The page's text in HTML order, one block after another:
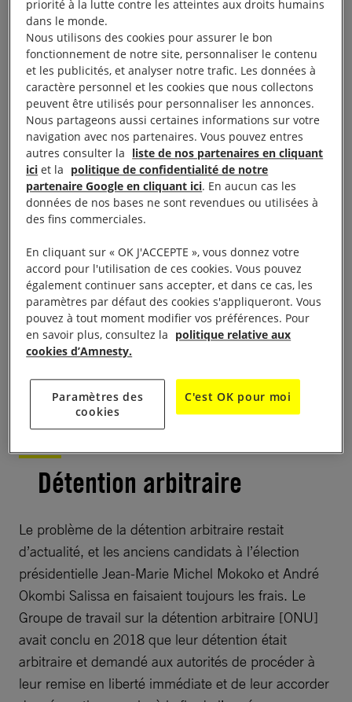
réunion
Le 11 mai, Lassy Mbouity, dirigeant du parti
politique d’opposition Les Socialistes congolais et
candidat à l’élection présidentielle de 2026, a été
enlevé à Brazzaville par des hommes armés et
encagoulés. Il a été retrouvé le 20 mai, dans un état
critique. En juin, la Fédération internationale pour
les droits humains et l’Observatoire congolais des
droits de l’homme ont condamné les interdictions
des organisations de la société civile et des partis
d’opposition, et dénoncé le manque de
représentation de ces entités dans les médias
publics. À la fin de l’année, les autorités n’avaient
toujours pas donné suite aux demandes de la
société civile en faveur d’une loi pour la protection
des défenseur·e·s des droits humains.
Détention arbitraire
Le problème de la détention arbitraire restait
d’actualité, et les anciens candidats à l’élection
présidentielle Jean-Marie Michel Mokoko et André
Okombi Salissa en faisaient toujours les frais. Le
Groupe de travail sur la détention arbitraire [ONU]
avait conclu en 2018 que leur détention était
arbitraire et demandé aux autorités de procéder à
leur remise en liberté immédiate et de leur accorder
priorité à la lutte contre les atteintes aux droits humains
dans le monde.
Nous utilisons des cookies pour assurer le bon
fonctionnement de notre site, personnaliser le contenu
et les publicités, et analyser notre trafic. Les données à
caractère personnel et les cookies que nous collectons
peuvent être utilisés pour personnaliser les annonces.
Nous partageons aussi certaines informations sur votre
navigation avec nos partenaires. Vous pouvez entres
autres consulter la liste de nos partenaires en cliquant
ici et la politique de confidentialité de notre
partenaire Google en cliquant ici. En aucun cas les
données de nos bases ne sont revendues ou utilisées à
des fins commerciales.
En cliquant sur « OK J'ACCEPTE », vous donnez votre
accord pour l'utilisation de ces cookies. Vous pouvez
également continuer sans accepter, et dans ce cas, les
paramètres par défaut des cookies s'appliqueront. Vous
pouvez à tout moment modifier vos préférences. Pour
en savoir plus, consultez la politique relative aux
cookies d’Amnesty.
Paramètres des
cookies
C'est OK pour moi